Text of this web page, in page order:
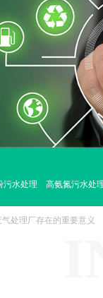
污水处理 高氨氮污水处
气处理厂存在的重要意义